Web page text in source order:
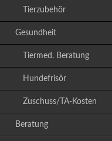
Tierzubehör
Gesundheit
Tiermed. Beratung
Hundefrisör
Zuschuss/TA-Kosten
Beratung